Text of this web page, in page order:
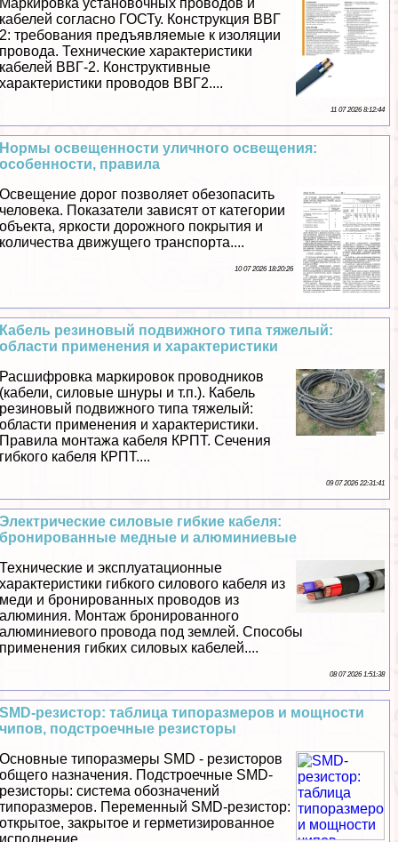
кабелей согласно ГОСТу. Конструкция ВВГ
2: требования предъявляемые к изоляции
провода. Технические хаpaктеристики
кабелей ВВГ-2. Конструктивные
хаpaктеристики проводов ВВГ2....
11 07 2026 8:12:44
Нормы освещенности уличного освещения:
особенности, правила
Освещение дорог позволяет обезопасить
человека. Показатели зависят от категории
объекта, яркости дорожного покрытия и
количества движущего трaнcпорта....
10 07 2026 18:20:26
Кабель резиновый подвижного типа тяжелый:
области применения и хаpaктеристики
Расшифровка маркировок проводников
(кабели, силовые шнуры и т.п.). Кабель
резиновый подвижного типа тяжелый:
области применения и хаpaктеристики.
Правила монтажа кабеля КРПТ. Сечения
гибкого кабеля КРПТ....
09 07 2026 22:31:41
Электрические силовые гибкие кабеля:
бронированные медные и алюминиевые
Технические и эксплуатационные
хаpaктеристики гибкого силового кабеля из
меди и бронированных проводов из
алюминия. Монтаж бронированного
алюминиевого провода под землей. Способы
применения гибких силовых кабелей....
08 07 2026 1:51:38
SMD-резистор: таблица типоразмеров и мощности
чипов, подстроечные резисторы
Основные типоразмеры SMD - резисторов
общего назначения. Подстроечные SMD-
резисторы: система обозначений
типоразмеров. Переменный SMD-резистор:
открытое, закрытое и герметизированное
исполнение....